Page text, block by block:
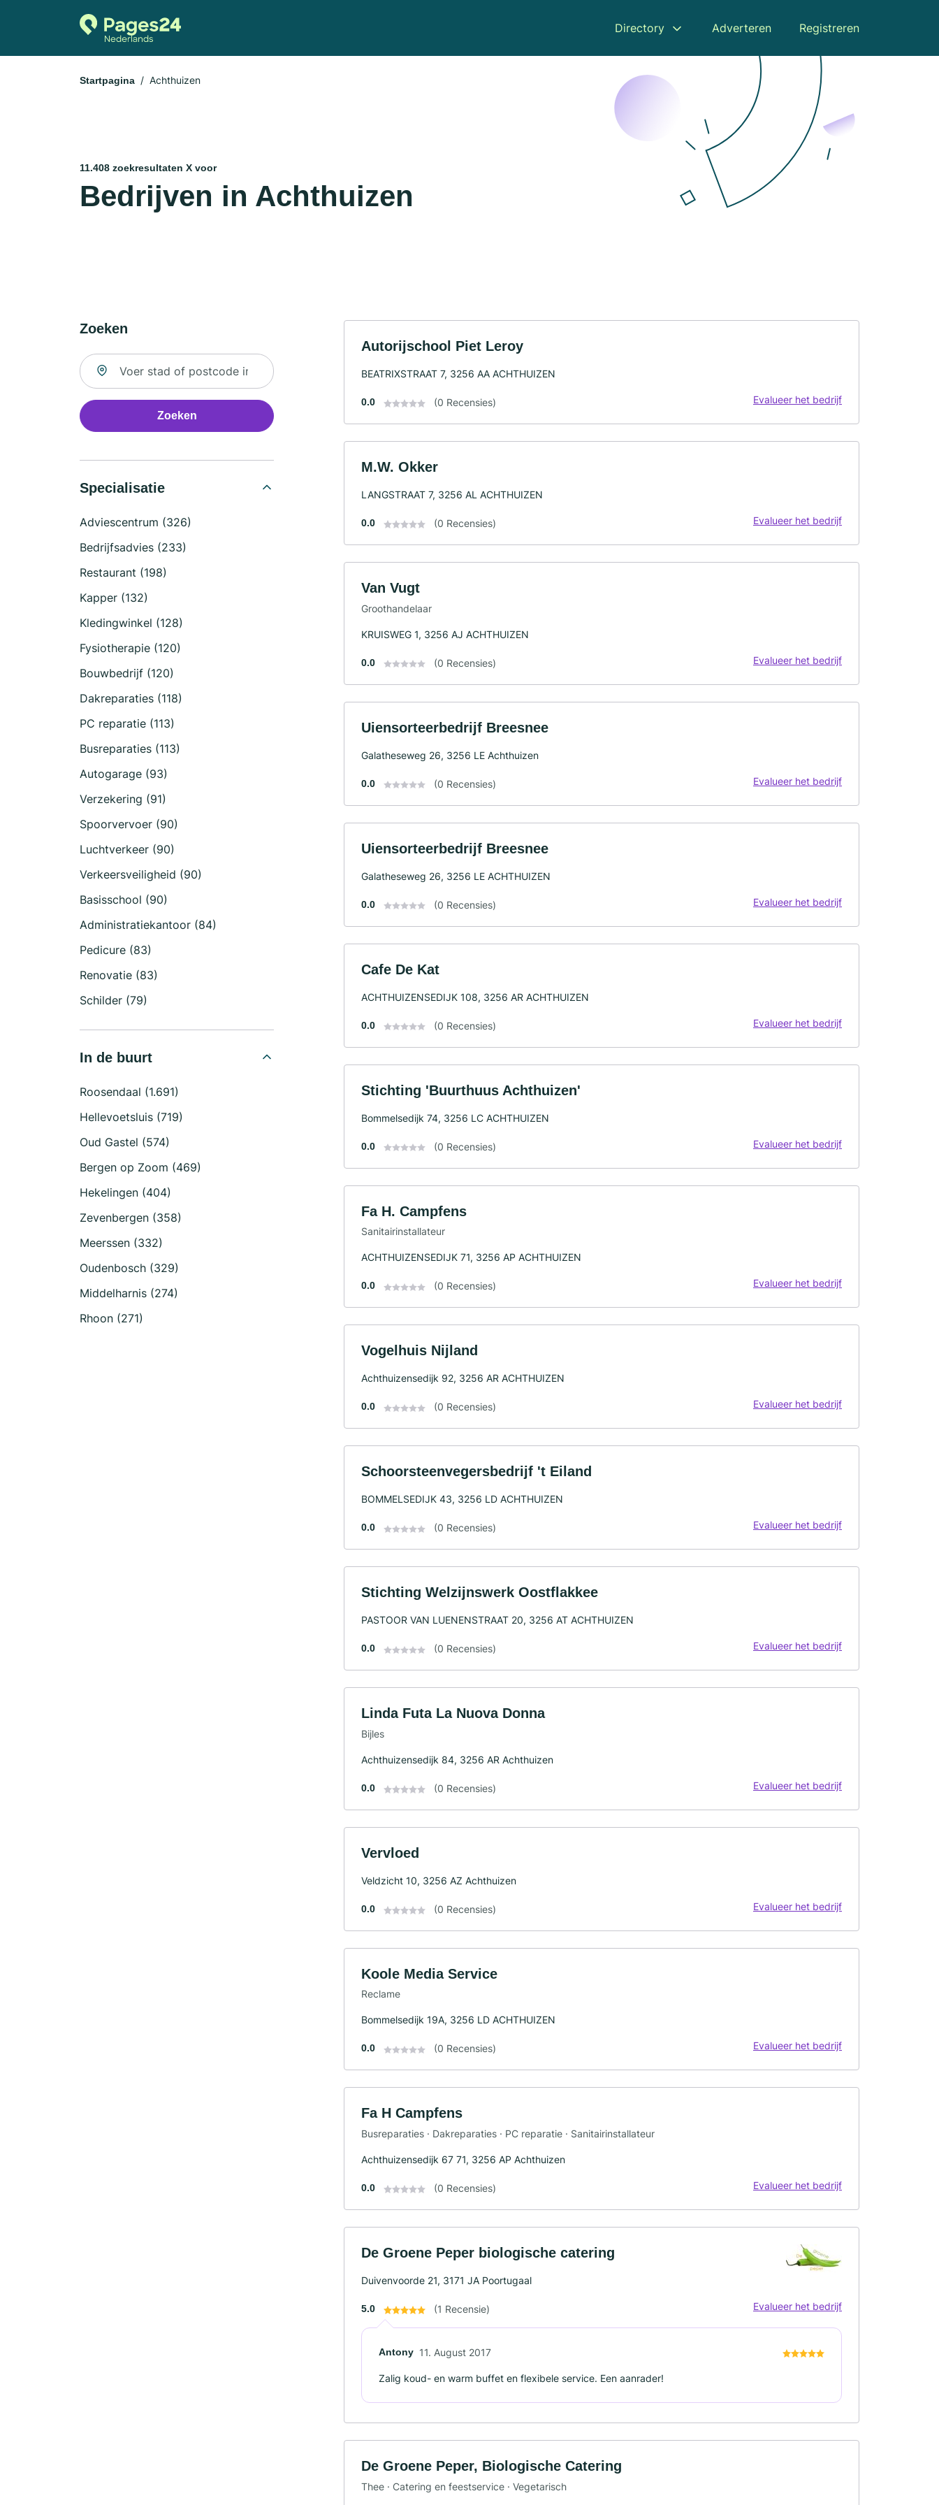
Directory Adverteren Registreren
Startpagina Achthuizen
11.408 zoekresultaten X voor
Bedrijven in Achthuizen
Zoeken
Zoek naar locatie
Zoeken
Specialisatie
Adviescentrum (326)
Bedrijfsadvies (233)
Restaurant (198)
Kapper (132)
Kledingwinkel (128)
Fysiotherapie (120)
Bouwbedrijf (120)
Dakreparaties (118)
PC reparatie (113)
Busreparaties (113)
Autogarage (93)
Verzekering (91)
Spoorvervoer (90)
Luchtverkeer (90)
Verkeersveiligheid (90)
Basisschool (90)
Administratiekantoor (84)
Pedicure (83)
Renovatie (83)
Schilder (79)
In de buurt
Roosendaal (1.691)
Hellevoetsluis (719)
Oud Gastel (574)
Bergen op Zoom (469)
Hekelingen (404)
Zevenbergen (358)
Meerssen (332)
Oudenbosch (329)
Middelharnis (274)
Rhoon (271)
Autorijschool Piet Leroy
BEATRIXSTRAAT 7, 3256 AA ACHTHUIZEN
0.0 (0 Recensies) Evalueer het bedrijf
M.W. Okker
LANGSTRAAT 7, 3256 AL ACHTHUIZEN
0.0 (0 Recensies) Evalueer het bedrijf
Van Vugt
Groothandelaar
KRUISWEG 1, 3256 AJ ACHTHUIZEN
0.0 (0 Recensies) Evalueer het bedrijf
Uiensorteerbedrijf Breesnee
Galatheseweg 26, 3256 LE Achthuizen
0.0 (0 Recensies) Evalueer het bedrijf
Uiensorteerbedrijf Breesnee
Galatheseweg 26, 3256 LE ACHTHUIZEN
0.0 (0 Recensies) Evalueer het bedrijf
Cafe De Kat
ACHTHUIZENSEDIJK 108, 3256 AR ACHTHUIZEN
0.0 (0 Recensies) Evalueer het bedrijf
Stichting 'Buurthuus Achthuizen'
Bommelsedijk 74, 3256 LC ACHTHUIZEN
0.0 (0 Recensies) Evalueer het bedrijf
Fa H. Campfens
Sanitairinstallateur
ACHTHUIZENSEDIJK 71, 3256 AP ACHTHUIZEN
0.0 (0 Recensies) Evalueer het bedrijf
Vogelhuis Nijland
Achthuizensedijk 92, 3256 AR ACHTHUIZEN
0.0 (0 Recensies) Evalueer het bedrijf
Schoorsteenvegersbedrijf 't Eiland
BOMMELSEDIJK 43, 3256 LD ACHTHUIZEN
0.0 (0 Recensies) Evalueer het bedrijf
Stichting Welzijnswerk Oostflakkee
PASTOOR VAN LUENENSTRAAT 20, 3256 AT ACHTHUIZEN
0.0 (0 Recensies) Evalueer het bedrijf
Linda Futa La Nuova Donna
Bijles
Achthuizensedijk 84, 3256 AR Achthuizen
0.0 (0 Recensies) Evalueer het bedrijf
Vervloed
Veldzicht 10, 3256 AZ Achthuizen
0.0 (0 Recensies) Evalueer het bedrijf
Koole Media Service
Reclame
Bommelsedijk 19A, 3256 LD ACHTHUIZEN
0.0 (0 Recensies) Evalueer het bedrijf
Fa H Campfens
Busreparaties · Dakreparaties · PC reparatie · Sanitairinstallateur
Achthuizensedijk 67 71, 3256 AP Achthuizen
0.0 (0 Recensies) Evalueer het bedrijf
De Groene Peper biologische catering
Duivenvoorde 21, 3171 JA Poortugaal
5.0 (1 Recensie) Evalueer het bedrijf
Antony 11. August 2017
Zalig koud- en warm buffet en flexibele service. Een aanrader!
De Groene Peper, Biologische Catering
Thee · Catering en feestservice · Vegetarisch